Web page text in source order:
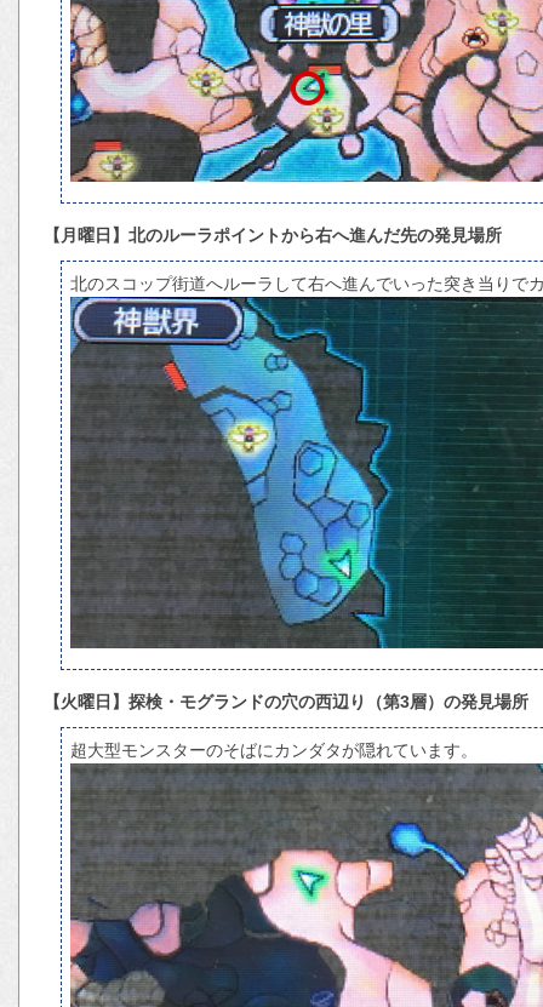
【月曜日】北のルーラポイントから右へ進んだ先の発見場所
北のスコップ街道へルーラして右へ進んでいった突き当りで
【火曜日】探検・モグランドの穴の西辺り（第3層）の発見場所
超大型モンスターのそばにカンダタが隠れています。